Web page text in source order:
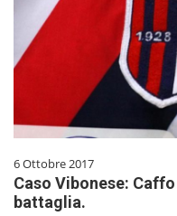
6 Ottobre 2017
Caso Vibonese:
battaglia.